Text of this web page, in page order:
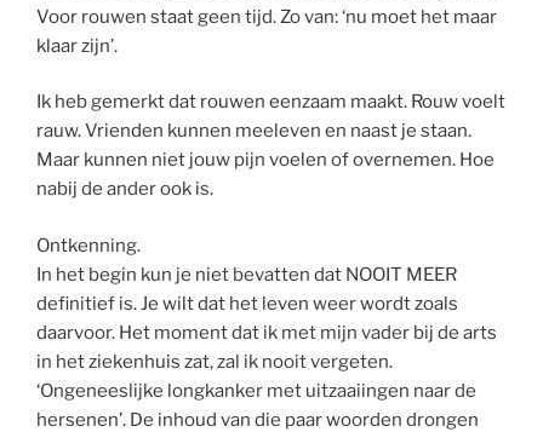
Voor rouwen staat geen tijd. Zo van: ‘nu moet het maar
klaar zijn’.
Ik heb gemerkt dat rouwen eenzaam maakt. Rouw voelt
rauw. Vrienden kunnen meeleven en naast je staan.
Maar kunnen niet jouw pijn voelen of overnemen. Hoe
nabij de ander ook is.
Ontkenning.
In het begin kun je niet bevatten dat NOOIT MEER
definitief is. Je wilt dat het leven weer wordt zoals
daarvoor. Het moment dat ik met mijn vader bij de arts
in het ziekenhuis zat, zal ik nooit vergeten.
‘Ongeneeslijke longkanker met uitzaaiingen naar de
hersenen’. De inhoud van die paar woorden drongen